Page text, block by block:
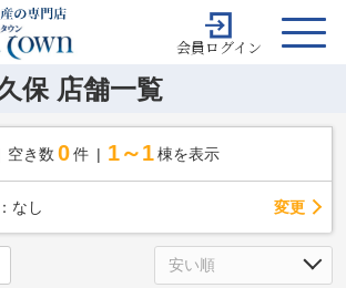
会員ログイン
保 店舗一覧
空き数 0 件 1～1 棟を表示
なし 変更